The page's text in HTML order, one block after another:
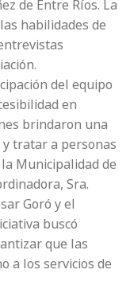
de Entre Ríos. La
habilidades de
del equipo
en
brindaron una
tratar a personas
Municipalidad de
Sra.
Goró y el
buscó
que las
a los servicios de